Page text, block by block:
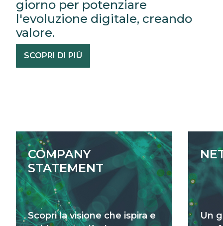
giorno per potenziare
l'evoluzione digitale, creando
valore.
SCOPRI DI PIÙ
COMPANY
STATEMENT
Scopri la visione che ispira e
Un